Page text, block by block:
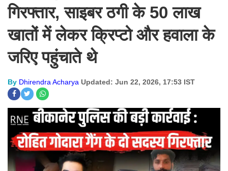
गिरफ्तार, साइबर ठगी के 50 लाख
खातों में लेकर क्रिप्टो और हवाला के
जरिए पहुंचाते थे
By Dhirendra Acharya Updated: Jun 22, 2026, 17:53 IST